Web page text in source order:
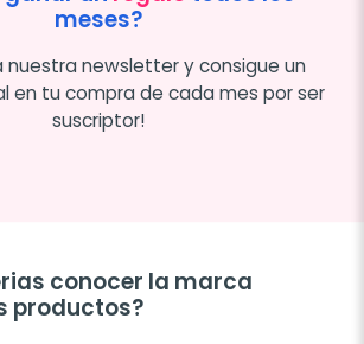
meses?
nuestra newsletter y consigue un
en tu compra de cada mes por ser
suscriptor!
conocer la marca
productos?